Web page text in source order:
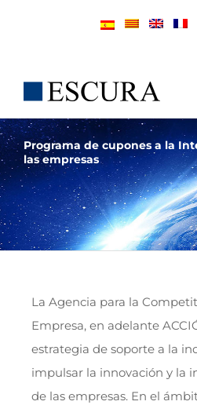
Programa de cupones a la
las empresas
La Agencia para la
Empresa, en adelante
estrategia de soporte a la
impulsar la innovación y la
de las empresas. En el